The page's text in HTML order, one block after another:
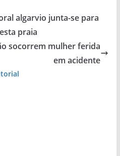
algarvio junta-se para
praia
socorrem mulher ferida
em acidente